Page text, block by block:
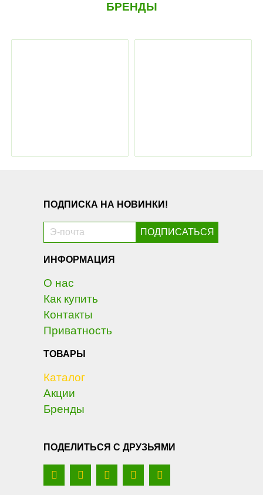
БРЕНДЫ
ПОДПИСКА НА НОВИНКИ!
ИНФОРМАЦИЯ
О нас
Как купить
Контакты
Приватность
ТОВАРЫ
Каталог
Акции
Бренды
ПОДЕЛИТЬСЯ С ДРУЗЬЯМИ